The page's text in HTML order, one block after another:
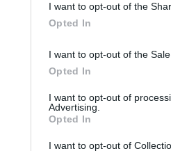
I want to opt-out of the
Opted In
I want to opt-out of the
Opted In
I want to opt-out of
Advertising.
Opted In
I want to opt-out of
ve hře Hrdý Budžes. Foto: Divadlo A.
i proto, že sama prožila
se neuvěřitelně prolínají. Sice
předpokládám, že Příbram
rozhodovali prakticky o všem,“